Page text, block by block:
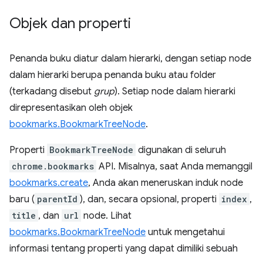
Objek dan properti
Penanda buku diatur dalam hierarki, dengan setiap node
dalam hierarki berupa penanda buku atau folder
(terkadang disebut grup). Setiap node dalam hierarki
direpresentasikan oleh objek
bookmarks.BookmarkTreeNode.
Properti BookmarkTreeNode digunakan di seluruh
chrome.bookmarks API. Misalnya, saat Anda memanggil
bookmarks.create, Anda akan meneruskan induk node
baru ( parentId ), dan, secara opsional, properti index ,
title , dan url node. Lihat
bookmarks.BookmarkTreeNode untuk mengetahui
informasi tentang properti yang dapat dimiliki sebuah